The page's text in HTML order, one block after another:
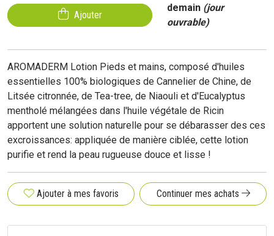
Ajouter
demain (jour
ouvrable)
AROMADERM Lotion Pieds et mains, composé d'huiles
essentielles 100% biologiques de Cannelier de Chine, de
Litsée citronnée, de Tea-tree, de Niaouli et d'Eucalyptus
mentholé mélangées dans l'huile végétale de Ricin
apportent une solution naturelle pour se débarasser des ces
excroissances: appliquée de manière ciblée, cette lotion
purifie et rend la peau rugueuse douce et lisse !
Ajouter à mes favoris Continuer mes achats